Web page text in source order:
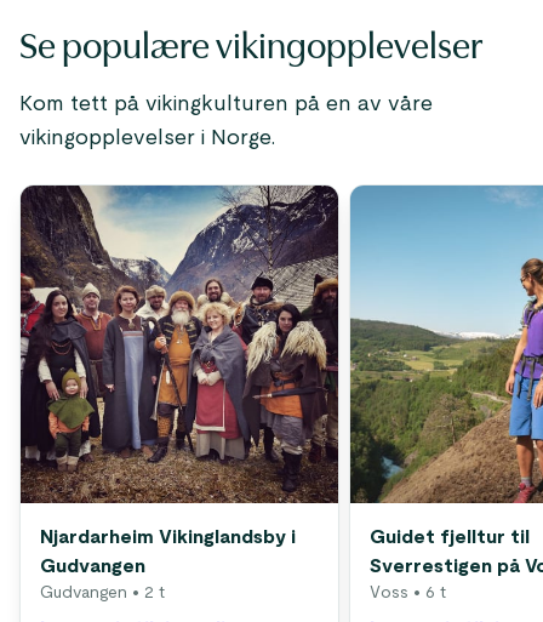
Se populære vikingopplevelser
Kom tett på vikingkulturen på en av våre
vikingopplevelser i Norge.
Njardarheim Vikinglandsby i
Gudvangen
Gudvangen • 2 t
Guidet fjelltur til
Sverrestigen på
Voss • 6 t